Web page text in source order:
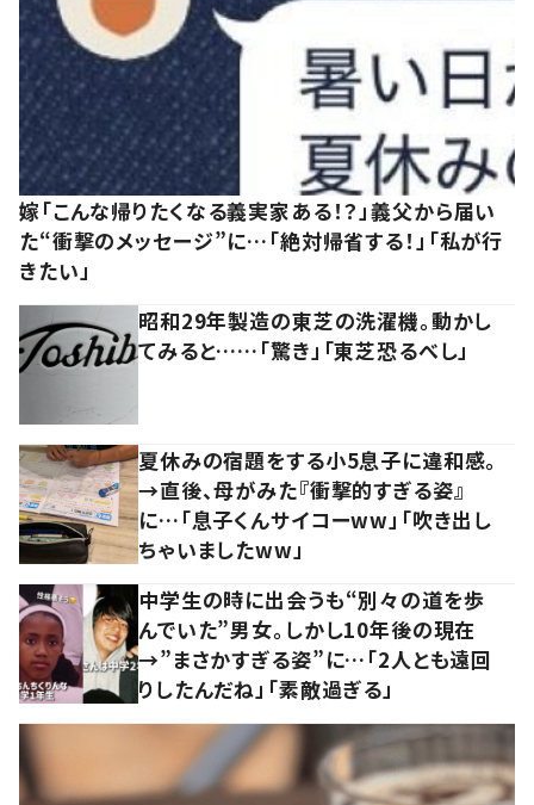
嫁「こんな帰りたくなる義実家ある！？」義父から届い
た“衝撃のメッセージ”に…「絶対帰省する！」「私が行
きたい」
昭和29年製造の東芝の洗濯機。動かし
てみると……「驚き」「東芝恐るべし」
夏休みの宿題をする小5息子に違和感。
→直後、母がみた『衝撃的すぎる姿』
に…「息子くんサイコーww」「吹き出し
ちゃいましたww」
中学生の時に出会うも“別々の道を歩
んでいた”男女。しかし10年後の現在
→”まさかすぎる姿”に…「2人とも遠回
りしたんだね」「素敵過ぎる」